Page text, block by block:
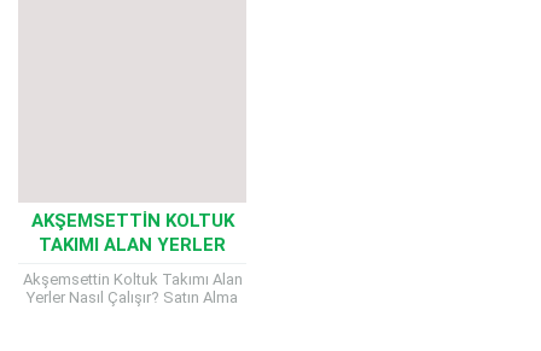
AKŞEMSETTIN KOLTUK
TAKIMI ALAN YERLER
Akşemsettin Koltuk Takımı Alan
Yerler Nasıl Çalışır? Satın Alma